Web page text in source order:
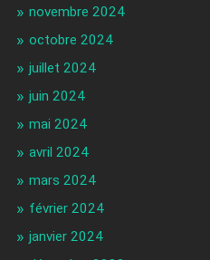
novembre 2024
octobre 2024
juillet 2024
juin 2024
mai 2024
avril 2024
mars 2024
février 2024
janvier 2024